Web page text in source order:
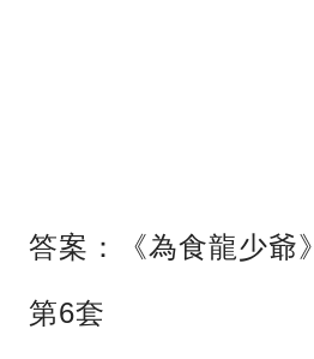
答案：《為食龍少爺》
第6套